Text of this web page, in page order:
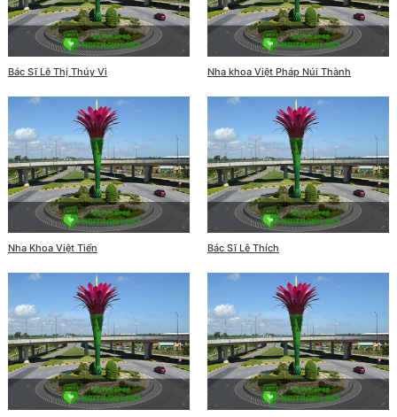
Bác Sĩ Lê Thị Thúy Vi Nha khoa Việt Pháp Núi Thành
Nha Khoa Việt Tiến Bác Sĩ Lê Thích